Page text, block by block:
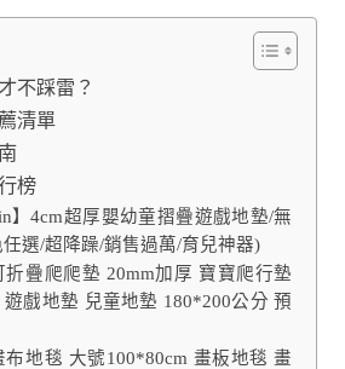
不踩雷？
清單
榜
】4cm超厚嬰幼童摺疊遊戲地墊/無
選/超降躁/銷售過萬/育兒神器)
疊爬爬墊 20mm加厚 寶寶爬行墊
遊戲地墊 兒童地墊 180*200公分 預
地毯 大號100*80cm 畫板地毯 畫